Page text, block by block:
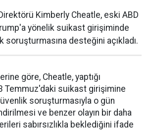
Kimberly Cheatle, eski ABD
yönelik suikast girişiminde
soruşturmasına desteğini açıkladı.
göre, Cheatle, yaptığı
Temmuz'daki suikast girişimine
soruşturmasıyla o gün
ve benzer olayın bir daha
sabırsızlıkla beklediğini ifade